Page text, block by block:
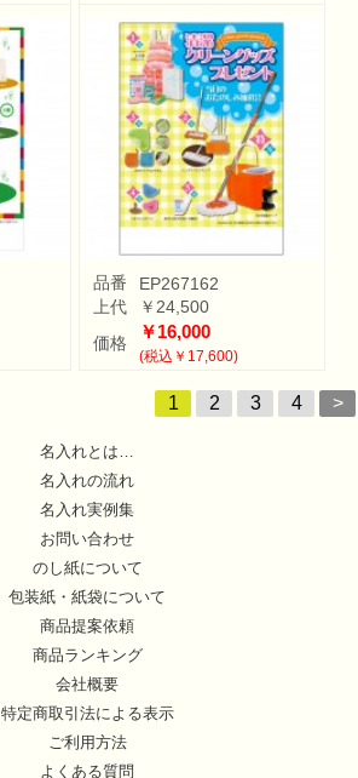
品番
EP267162
上代
￥24,500
価格
￥16,000
(税込￥17,600)
1 2 3 4 >
名入れとは…
名入れの流れ
名入れ実例集
お問い合わせ
のし紙について
包装紙・紙袋について
商品提案依頼
商品ランキング
会社概要
特定商取引法による表示
ご利用方法
よくある質問